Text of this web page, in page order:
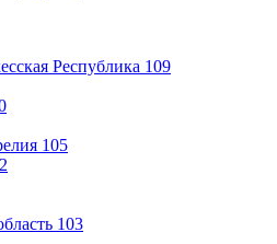
Республика 109
105
103